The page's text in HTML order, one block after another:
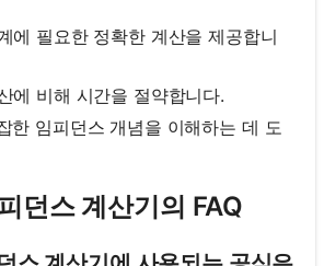
에 필요한 정확한 계산을 제공합니
에 비해 시간을 절약합니다.
한 임피던스 개념을 이해하는 데 도
던스 계산기의 FAQ